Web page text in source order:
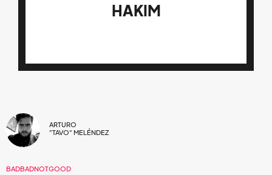
HAKIM
ARTURO
"TAVO" MELÉNDEZ
BADBADNOTGOOD